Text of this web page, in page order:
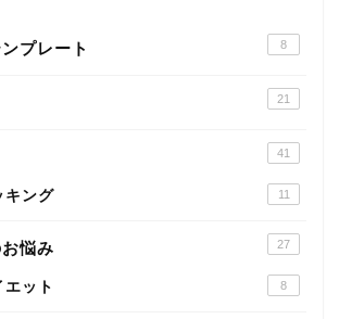
プレート 8
21
41
キング 11
悩み 27
エット 8